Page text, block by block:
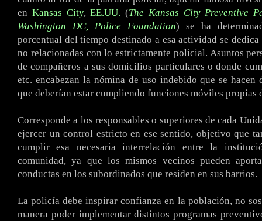
en Kansas City,EE.UU. (The Kansas City Preventive
Washington DC, Police Foundation) se ha
porcentual del tiempo destinado a esa actividad se
no relacionadas con lo estrictamente policial. Asuntos
de compañeros a sus domicilios particulares o donde
etc. encabezan la nómina de uso indebido que se hacen
que deberían estar cumpliendo funciones móviles propias
Corresponde a los responsables o superiores de cada
ejercer un control estricto en ese sentido, objetivo que
cumplir esa necesaria interrelación entre la
comunidad, ya que los mismos vecinos pueden
conductas en los subordinados que residen en sus barrios.
La policía debe inspirar confianza en la población, no
manera poder implementar distintos programas